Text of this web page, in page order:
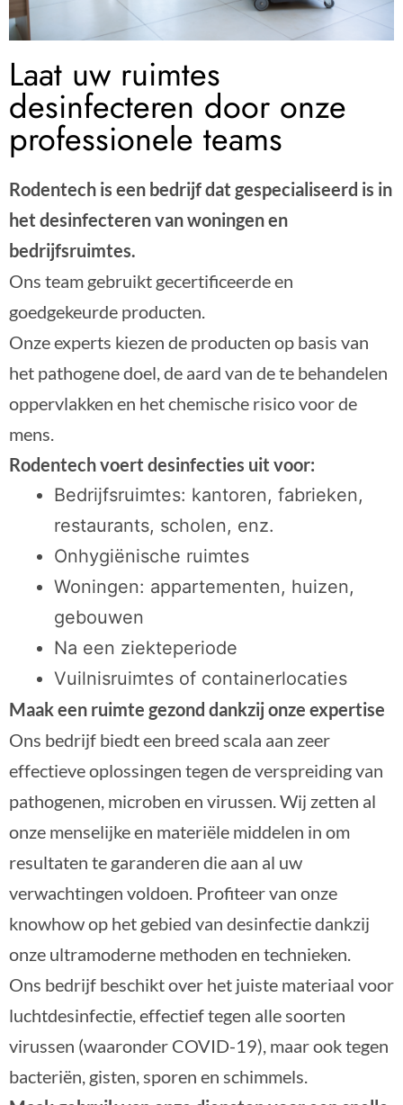
Laat uw ruimtes
desinfecteren door onze
professionele teams
Rodentech is een bedrijf dat gespecialiseerd is in
het desinfecteren van woningen en
bedrijfsruimtes.
Ons team gebruikt gecertificeerde en
goedgekeurde producten.
Onze experts kiezen de producten op basis van
het pathogene doel, de aard van de te behandelen
oppervlakken en het chemische risico voor de
mens.
Rodentech voert desinfecties uit voor:
Bedrijfsruimtes: kantoren, fabrieken,
restaurants, scholen, enz.
Onhygiënische ruimtes
Woningen: appartementen, huizen,
gebouwen
Na een ziekteperiode
Vuilnisruimtes of containerlocaties
Maak een ruimte gezond dankzij onze expertise
Ons bedrijf biedt een breed scala aan zeer
effectieve oplossingen tegen de verspreiding van
pathogenen, microben en virussen. Wij zetten al
onze menselijke en materiële middelen in om
resultaten te garanderen die aan al uw
verwachtingen voldoen. Profiteer van onze
knowhow op het gebied van desinfectie dankzij
onze ultramoderne methoden en technieken.
Ons bedrijf beschikt over het juiste materiaal voor
luchtdesinfectie, effectief tegen alle soorten
virussen (waaronder COVID-19), maar ook tegen
bacteriën, gisten, sporen en schimmels.